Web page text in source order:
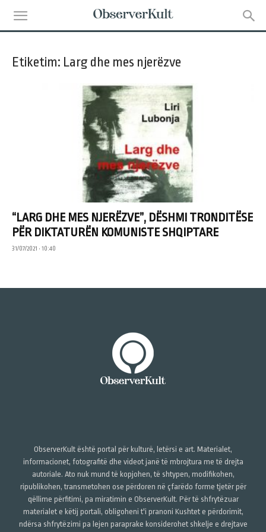
Etiketim: Larg dhe mes njerëzve
“LARG DHE MES NJERËZVE”, DËSHMI TRONDITËSE
PËR DIKTATURËN KOMUNISTE SHQIPTARE
31/07/2021 • 10:40
ObserverKult është portal për kulturë, letërsi e art. Materialet,
informacionet, fotografitë dhe videot janë të mbrojtura me të drejta
autoriale. Ato nuk mund të kopjohen, të shtypen, modifikohen,
ripublikohen, transmetohen ose përdoren në çfarëdo forme tjetër për
qëllime përfitimi, pa miratimin e ObserverKult. Për të shfrytëzuar
materialet e këtij portali, obligoheni t'i pranoni Kushtet e përdorimit,
ndërsa shfrytëzimi pa lejen paraprake konsiderohet shkelje e drejtave